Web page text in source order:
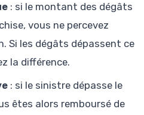
: si le montant des dégâts
vous ne percevez
Si les dégâts dépassent ce
la différence.
: si le sinistre dépasse le
êtes alors remboursé de